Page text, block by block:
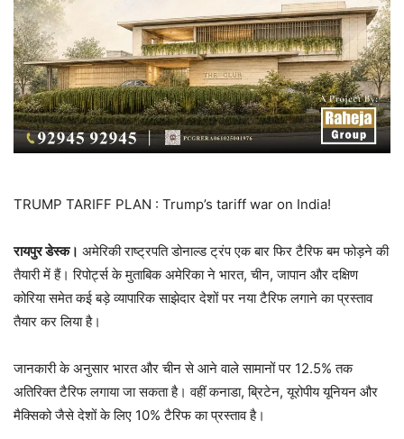
TRUMP TARIFF PLAN : Trump’s tariff war on India!
रायपुर डेस्क। अमेरिकी राष्ट्रपति डोनाल्ड ट्रंप एक बार फिर टैरिफ बम फोड़ने की
तैयारी में हैं। रिपोर्ट्स के मुताबिक अमेरिका ने भारत, चीन, जापान और दक्षिण
कोरिया समेत कई बड़े व्यापारिक साझेदार देशों पर नया टैरिफ लगाने का प्रस्ताव
तैयार कर लिया है।
जानकारी के अनुसार भारत और चीन से आने वाले सामानों पर 12.5% तक
अतिरिक्त टैरिफ लगाया जा सकता है। वहीं कनाडा, ब्रिटेन, यूरोपीय यूनियन और
मैक्सिको जैसे देशों के लिए 10% टैरिफ का प्रस्ताव है।